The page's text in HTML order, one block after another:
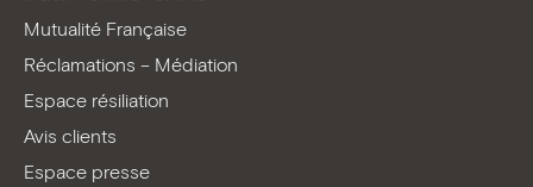
Mutualité Française
Réclamations – Médiation
Espace résiliation
Avis clients
Espace presse